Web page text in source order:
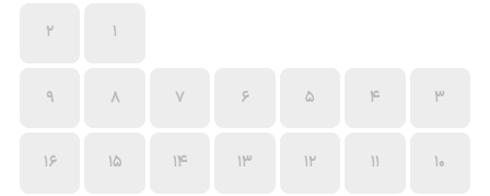
1
2
3
4
5
6
7
8
9
10
11
12
13
14
15
16